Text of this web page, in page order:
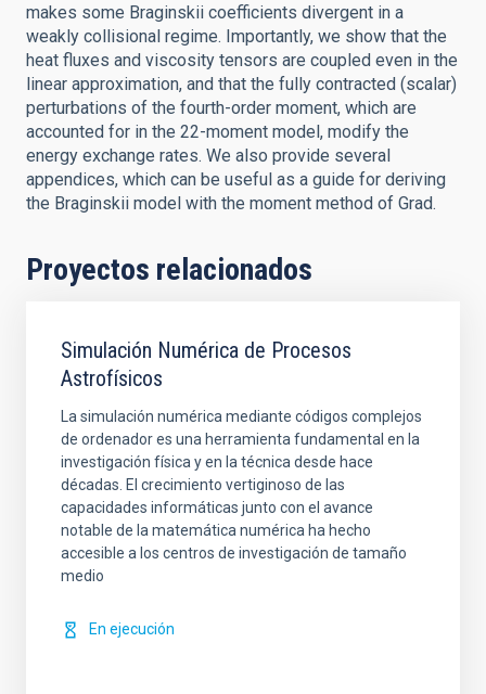
makes some Braginskii coefficients divergent in a
weakly collisional regime. Importantly, we show that the
heat fluxes and viscosity tensors are coupled even in the
linear approximation, and that the fully contracted (scalar)
perturbations of the fourth-order moment, which are
accounted for in the 22-moment model, modify the
energy exchange rates. We also provide several
appendices, which can be useful as a guide for deriving
the Braginskii model with the moment method of Grad.
Proyectos relacionados
Simulación Numérica de Procesos
Astrofísicos
La simulación numérica mediante códigos complejos
de ordenador es una herramienta fundamental en la
investigación física y en la técnica desde hace
décadas. El crecimiento vertiginoso de las
capacidades informáticas junto con el avance
notable de la matemática numérica ha hecho
accesible a los centros de investigación de tamaño
medio
En ejecución